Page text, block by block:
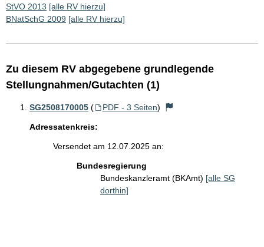
StVO 2013 [alle RV hierzu]
BNatSchG 2009 [alle RV hierzu]
Zu diesem RV abgegebene grundlegende
Stellungnahmen/Gutachten (1)
SG2508170005 ( PDF - 3 Seiten)
Adressatenkreis:
Versendet am 12.07.2025 an:
Bundesregierung
Bundeskanzleramt (BKAmt) [alle SG
dorthin]